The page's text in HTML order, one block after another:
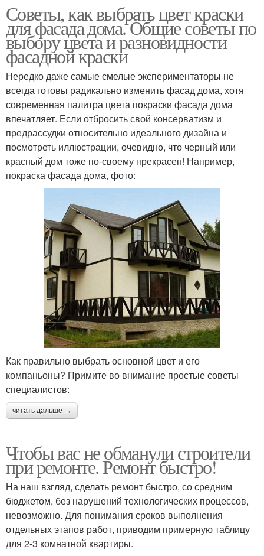
Советы, как выбрать цвет краски
для фасада дома. Общие советы по
выбору цвета и разновидности
фасадной краски
Нередко даже самые смелые экспериментаторы не
всегда готовы радикально изменить фасад дома, хотя
современная палитра цвета покраски фасада дома
впечатляет. Если отбросить свой консерватизм и
предрассудки относительно идеального дизайна и
посмотреть иллюстрации, очевидно, что черный или
красный дом тоже по-своему прекрасен! Например,
покраска фасада дома, фото:
Как правильно выбрать основной цвет и его
компаньоны? Примите во внимание простые советы
специалистов:
читать дальше →
Чтобы вас не обманули строители
при ремонте. Ремонт быстро!
На наш взгляд, сделать ремонт быстро, со средним
бюджетом, без нарушений технологических процессов,
невозможно. Для понимания сроков выполнения
отдельных этапов работ, приводим примерную таблицу
для 2-3 комнатной квартиры.